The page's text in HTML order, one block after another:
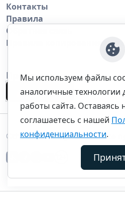
Контакты
Правила
Обратная связь
Правила копирования
Приложение
©thecommunity.ru 2026. Все
Мы используем файлы
аналогичные технологии
работы сайта. Оставаясь
соглашаетесь с нашей
конфиденциальности.